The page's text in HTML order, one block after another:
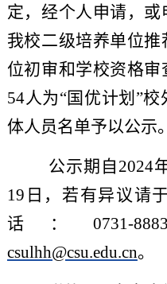
定，经个人申请，
我校二级培养单位
位初审和学校资格审
54人为“国优计划”校
体人员名单予以公示。
公示期自 2024
19 日 ，若有异议请
话： 0731-
csulhh@csu.edu.cn。